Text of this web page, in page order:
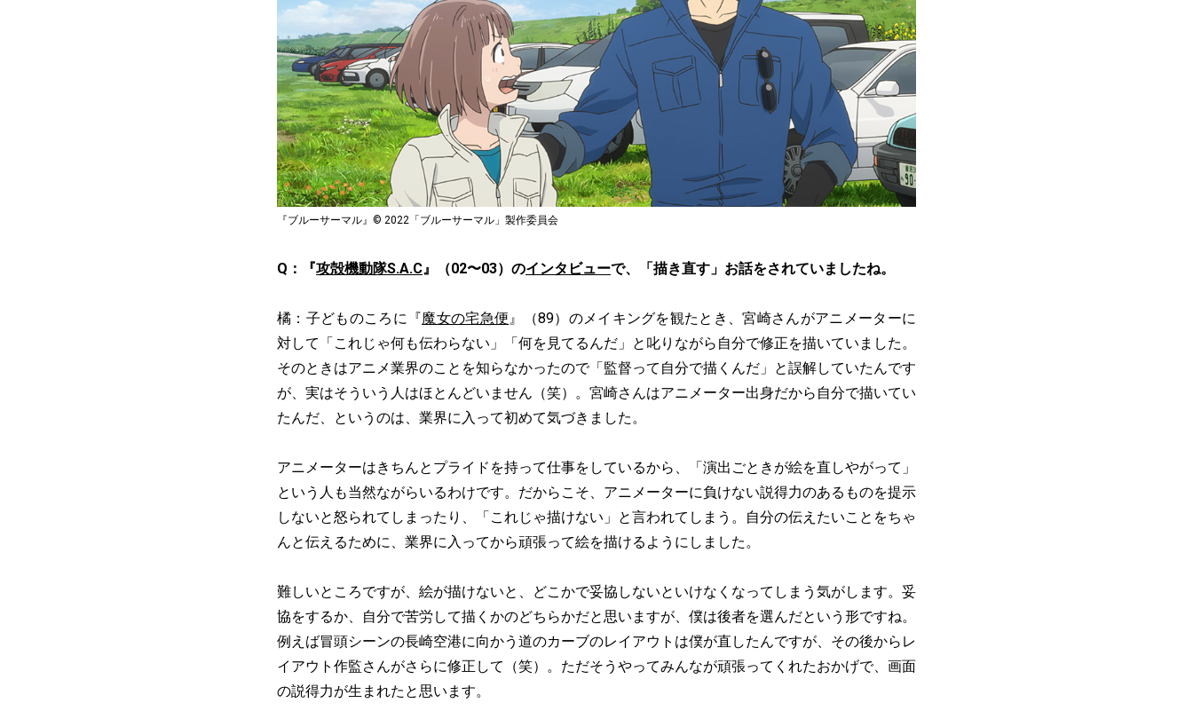
『ブルーサーマル』© 2022「ブルーサーマル」製作委員会
Q：『攻殻機動隊S.A.C』（02〜03）のインタビューで、「描き直す」お話をされていましたね。
橘：子どものころに『魔女の宅急便』（89）のメイキングを観たとき、宮崎さんがアニメーターに
対して「これじゃ何も伝わらない」「何を見てるんだ」と叱りながら自分で修正を描いていました。
そのときはアニメ業界のことを知らなかったので「監督って自分で描くんだ」と誤解していたんです
が、実はそういう人はほとんどいません（笑）。宮崎さんはアニメーター出身だから自分で描いてい
たんだ、というのは、業界に入って初めて気づきました。
アニメーターはきちんとプライドを持って仕事をしているから、「演出ごときが絵を直しやがって」
という人も当然ながらいるわけです。だからこそ、アニメーターに負けない説得力のあるものを提示
しないと怒られてしまったり、「これじゃ描けない」と言われてしまう。自分の伝えたいことをちゃ
んと伝えるために、業界に入ってから頑張って絵を描けるようにしました。
難しいところですが、絵が描けないと、どこかで妥協しないといけなくなってしまう気がします。妥
協をするか、自分で苦労して描くかのどちらかだと思いますが、僕は後者を選んだという形ですね。
例えば冒頭シーンの長崎空港に向かう道のカーブのレイアウトは僕が直したんですが、その後からレ
イアウト作監さんがさらに修正して（笑）。ただそうやってみんなが頑張ってくれたおかげで、画面
の説得力が生まれたと思います。